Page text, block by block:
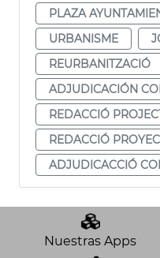
PLAZA
URBANISME
REURBANITZACIÓ
ADJUDICACIÓN
REDACCIÓ
REDACCIÓ
ADJUDICACCIÓ
Nuestras Apps